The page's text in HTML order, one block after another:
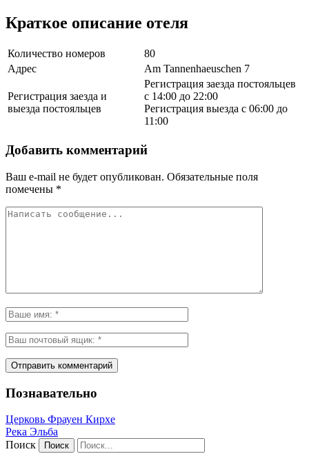
Краткое описание отеля
Количество номеров
80
Адрес
Am Tannenhaeuschen 7
Регистрация заезда и
выезда постояльцев
Регистрация заезда постояльцев
с 14:00 до 22:00
Регистрация выезда с 06:00 до
11:00
Добавить комментарий
Ваш e-mail не будет опубликован. Обязательные поля
помечены *
Познавательно
Церковь Фрауен Кирхе
Река Эльба
Поиск